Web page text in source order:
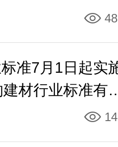
准7月1日起实
材行业标准有